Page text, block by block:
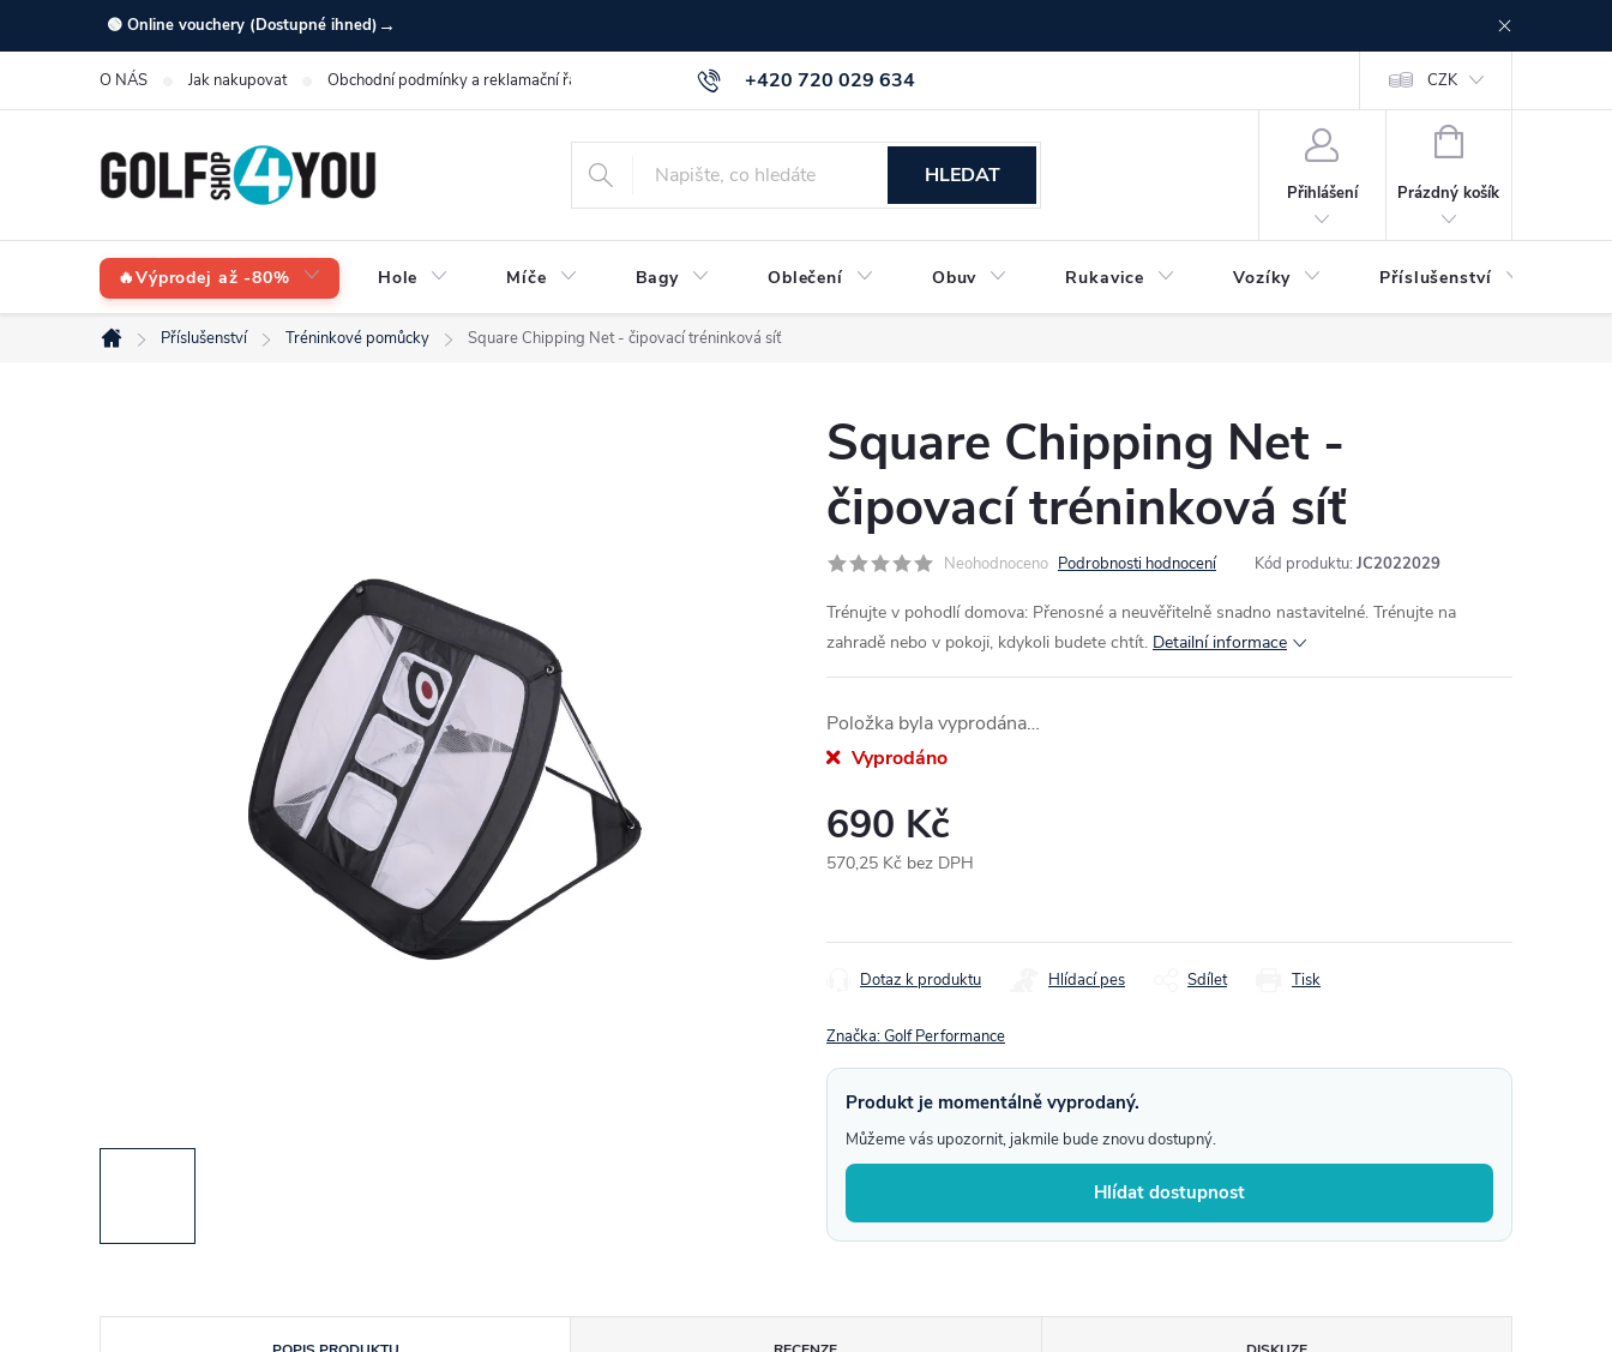
na
🟢 Online vouchery (Dostupné ihned) →
+420 720 029 634
O NÁS Jak nakupovat Obchodní podmínky a reklamační řád GDPR info a směrnice Kontakt CZK
HLEDAT
Přihlášení
NÁKUPNÍ
Prázdný košík
🔥Výprodej až -80% Hole Míče Bagy Oblečení Obuv Rukavice Vozíky Příslušenství
Domů
Příslušenství Tréninkové pomůcky Square Chipping Net - čipovací tréninková síť
Square Chipping Net -
čipovací tréninková síť
Neohodnoceno Podrobnosti hodnocení Kód produktu: JC2022029
Trénujte v pohodlí domova: Přenosné a neuvěřitelně snadno nastavitelné. Trénujte na
zahradě nebo v pokoji, kdykoli budete chtít. Detailní informace
Položka byla vyprodána…
Vyprodáno
690 Kč
570,25 Kč bez DPH
Tisk
Dotaz k produktu Hlídací pes Sdílet
Značka:Golf Performance
Produkt je momentálně vyprodaný.
Můžeme vás upozornit, jakmile bude znovu dostupný.
Hlídat dostupnost